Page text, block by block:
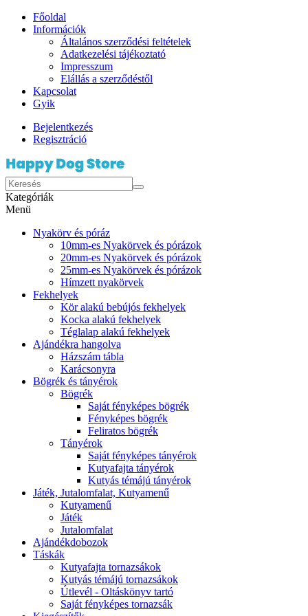
Főoldal
Információk
Általános szerződési feltételek
Adatkezelési tájékoztató
Impresszum
Elállás a szerződéstől
Kapcsolat
Gyik
Bejelentkezés
Regisztráció
Kategóriák
Menü
Nyakörv és póráz
10mm-es Nyakörvek és pórázok
20mm-es Nyakörvek és pórázok
25mm-es Nyakörvek és pórázok
Hímzett nyakörvek
Fekhelyek
Kör alakú bebújós fekhelyek
Kocka alakú fekhelyek
Téglalap alakú fekhelyek
Ajándékra hangolva
Házszám tábla
Karácsonyra
Bögrék és tányérok
Bögrék
Saját fényképes bögrék
Fényképes bögrék
Feliratos bögrék
Tányérok
Saját fényképes tányérok
Kutyafajta tányérok
Kutyás témájú tányérok
Játék, Jutalomfalat, Kutyamenű
Kutyamenű
Játék
Jutalomfalat
Ajándékdobozok
Táskák
Kutyafajta tornazsákok
Kutyás témájú tornazsákok
Útlevél - Oltáskönyv tartó
Saját fényképes tornazsák